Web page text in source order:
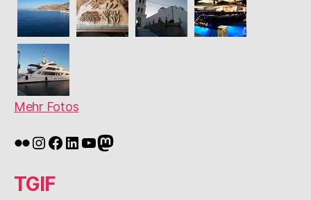
Mehr Fotos
Flickr
Instagram
Facebook
LinkedIn
YouTube
Mastodon
TGIF